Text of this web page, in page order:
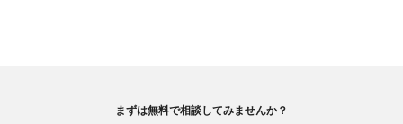
まずは無料で相談してみませんか？